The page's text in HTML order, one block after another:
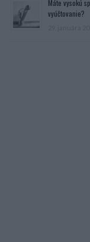
Máte vysokú
vyúčtovanie?